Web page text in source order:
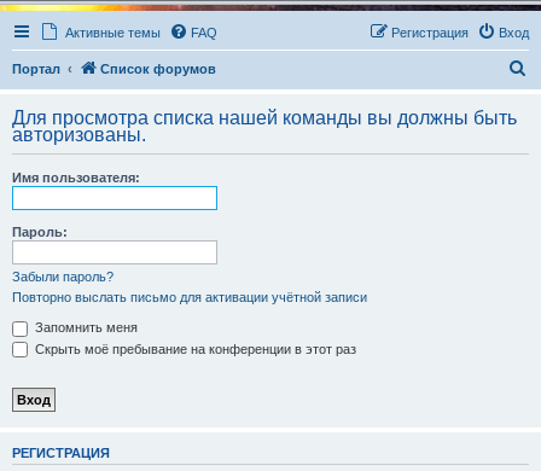
Активные темы FAQ Вход
Регистрация
Портал Список форумов
с
Для просмотра списка нашей команды вы должны быть
авторизованы.
Имя пользователя:
Пароль:
Забыли пароль?
Повторно выслать письмо для активации учётной записи
Запомнить меня
Скрыть моё пребывание на конференции в этот раз
РЕГИСТРАЦИЯ